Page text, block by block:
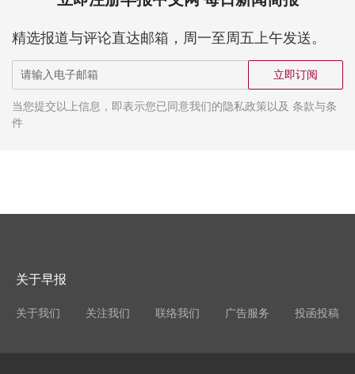
精选报道与评论直达邮箱，周一至周五上午发送。
立即订阅
当您提交以上信息，即表示您已同意我们的隐私政策以及 条款与条
件
关于早报
关于我们 关注我们 联络我们 广告服务 投函投稿